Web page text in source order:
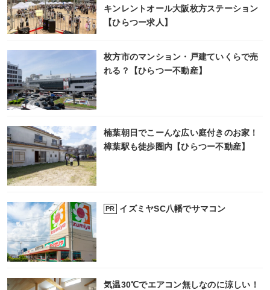
キンレントオール大阪枚方ステーション
【ひらつー求人】
枚方市のマンション・戸建ていくらで売
れる？【ひらつー不動産】
楠葉朝日でこーんな広い庭付きのお家！
樟葉駅も徒歩圏内【ひらつー不動産】
PR イズミヤSC八幡でサマコン
気温30℃でエアコン無しなのに涼しい！